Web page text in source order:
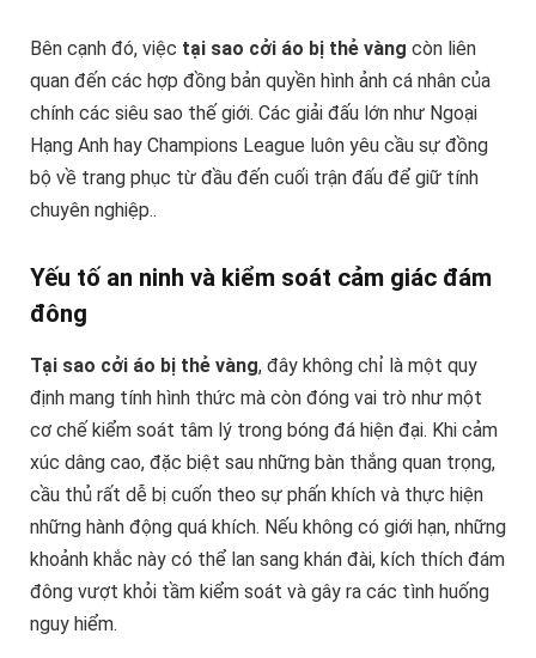
Bên cạnh đó, việc tại sao cởi áo bị thẻ vàng còn liên
quan đến các hợp đồng bản quyền hình ảnh cá nhân của
chính các siêu sao thế giới. Các giải đấu lớn như Ngoại
Hạng Anh hay Champions League luôn yêu cầu sự đồng
bộ về trang phục từ đầu đến cuối trận đấu để giữ tính
chuyên nghiệp..
Yếu tố an ninh và kiểm soát cảm giác đám
đông
Tại sao cởi áo bị thẻ vàng, đây không chỉ là một quy
định mang tính hình thức mà còn đóng vai trò như một
cơ chế kiểm soát tâm lý trong bóng đá hiện đại. Khi cảm
xúc dâng cao, đặc biệt sau những bàn thắng quan trọng,
cầu thủ rất dễ bị cuốn theo sự phấn khích và thực hiện
những hành động quá khích. Nếu không có giới hạn, những
khoảnh khắc này có thể lan sang khán đài, kích thích đám
đông vượt khỏi tầm kiểm soát và gây ra các tình huống
nguy hiểm.